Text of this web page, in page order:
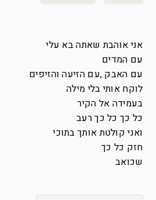
אני אוהבת שאתה בא עלי
עם המדים
עם האבק ,עם הזיעה והזיפים
לוקח אותי בלי מילה
בעמידה אל הקיר
כל כך כל כך רעב
ואני קולטת אותך בתוכי
חזק כל כך
שכואב